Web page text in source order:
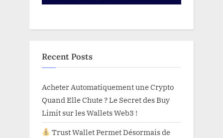
Recent Posts
Acheter Automatiquement une Crypto
Quand Elle Chute ? Le Secret des Buy
Limit sur les Wallets Web3 !
Trust Wallet Permet Désormais de